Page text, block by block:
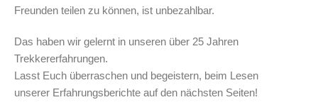
Freunden teilen zu können, ist unbezahlbar.
Das haben wir gelernt in unseren über 25 Jahren
Trekkererfahrungen.
Lasst Euch überraschen und begeistern, beim Lesen
unserer Erfahrungsberichte auf den nächsten Seiten!